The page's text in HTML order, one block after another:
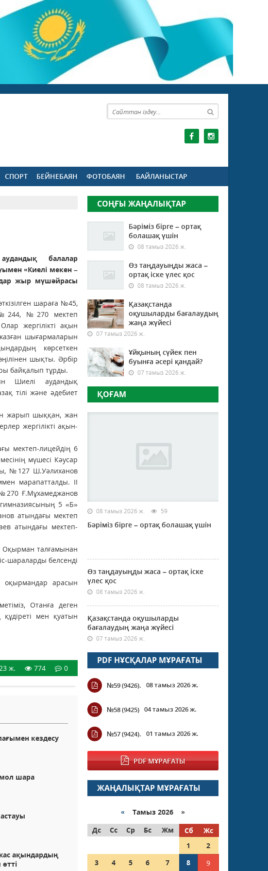
СПОРТ БЕЙНЕБАЯН ФОТОБАЯН БАЙЛАНЫСТАР
балалар
«Киелі мекен –
жыр мүшәйрасы
шараға №45,
№270 мектеп
жергілікті ақын
шығармаларын
көрсеткен
шықты. Әрбір
байқалып тұрды.
Шиелі аудандық
тілі және әдебиет
жарып шыққан, жан
жергілікті ақын-
мектеп-лицейдің 6
мүшесі Кәусар
№127 Ш.Уәлиханов
марапатталды. ІІ
Ғ.Мұхамеджанов
5 «Б»
атындағы мектеп
атындағы мектеп-
Оқырман талғамынан
шараларды белсенді
оқырмандар арасын
Отанға деген
мен қуатын
ж. 774 0
кездесу
шара
ақындардың
СОҢҒЫ ЖАҢАЛЫҚТАР
Бәріміз бірге – ортақ
болашақ үшін
08 тамыз 2026 ж.
Өз таңдауыңды жаса –
ортақ іске үлес қос
08 тамыз 2026 ж.
Қазақстанда
оқушыларды бағалаудың
жаңа жүйесі
07 тамыз 2026 ж.
Ұйқының сүйек пен
буынға әсері қандай?
07 тамыз 2026 ж.
ҚОҒАМ
08 тамыз 2026 ж. 59
Бәріміз бірге – ортақ болашақ үшін
Өз таңдауыңды жаса – ортақ іске
үлес қос
08 тамыз 2026 ж.
Қазақстанда оқушыларды
бағалаудың жаңа жүйесі
07 тамыз 2026 ж.
PDF НҰСҚАЛАР МҰРАҒАТЫ
№59 (9426). 08 тамыз 2026 ж.
№58 (9425) 04 тамыз 2026 ж.
№57 (9424). 01 тамыз 2026 ж.
PDF МҰРАҒАТЫ
ЖАҢАЛЫҚТАР МҰРАҒАТЫ
« Тамыз 2026 »
Дс
Сс Ср Бс Жм Сб
Жс
1
2
3
4 5 6 7 8 9